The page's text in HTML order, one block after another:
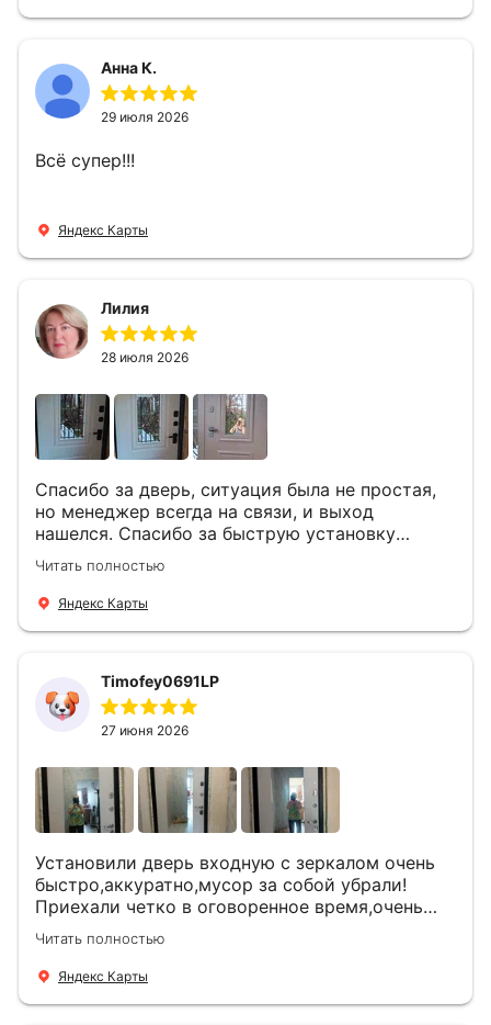
Анна К.
29 июля 2026
Всё супер!!!
Яндекс Карты
Лилия
28 июля 2026
Спасибо за дверь, ситуация была не простая,
но менеджер всегда на связи, и выход
нашелся. Спасибо за быструю установку
Роману, один и привёз, и установил. Надеюсь,
что дверь нам долго послужит
Читать полностью
Яндекс Карты
Timofey0691LP
27 июня 2026
Установили дверь входную с зеркалом очень
быстро,аккуратно,мусор за собой убрали!
Приехали четко в оговоренное время,очень
вежливые,деликатные рабочие .Все
понравилось и дверь ,и работа и цена!
Читать полностью
Яндекс Карты